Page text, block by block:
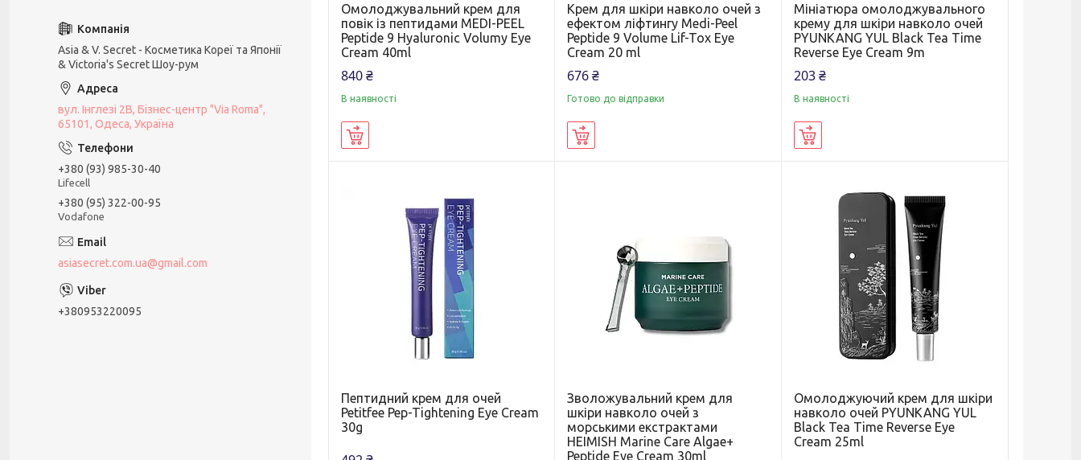
Омолоджувальний крем для
повік із пептидами MEDI-PEEL
Peptide 9 Hyaluronic Volumy Eye
Cream 40ml
840 ₴
В наявності
Крем для шкіри навколо очей з
ефектом ліфтингу Medi-Peel
Peptide 9 Volume Lif-Tox Eye
Cream 20 ml
676 ₴
Готово до відправки
Мініатюра омолоджувального
крему для шкіри навколо очей
PYUNKANG YUL Black Tea Time
Reverse Eye Cream 9m
203 ₴
В наявності
Пептидний крем для очей
Petitfee Pep-Tightening Eye Cream
30g
Зволожувальний крем для
шкіри навколо очей з
морськими екстрактами
HEIMISH Marine Care Algae+
Peptide Eye Cream 30ml
Омолоджуючий крем для шкіри
навколо очей PYUNKANG YUL
Black Tea Time Reverse Eye
Cream 25ml
Asia & V. Secret - Косметика Кореї та Японії
& Victoria's Secret Шоу-рум
вул. Інглезі 2В, Бізнес-центр "Via Roma",
65101, Одеса, Україна
+380 (93) 985-30-40
Lifecell
+380 (95) 322-00-95
Vodafone
asiasecret.com.ua@gmail.com
+380953220095